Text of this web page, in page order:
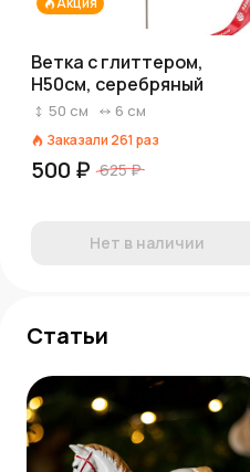
Ветка с глиттером,
H50см, серебряный
50 см 6 см
Заказали 261 раз
500 ₽ 625 ₽
Нет в наличии
Статьи